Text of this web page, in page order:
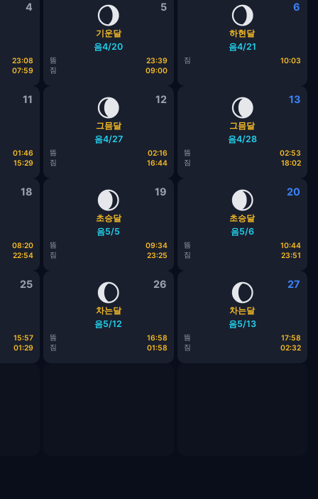
4
23:08
07:59
5
🌖
기운달
음4/20
뜸
23:39
짐
09:00
6
🌖
하현달
음4/21
짐 10:03
11
01:46
15:29
12
🌘
그믐달
음4/27
뜸
02:16
짐
16:44
13
🌘
그믐달
음4/28
뜸
02:53
짐
18:02
18
08:20
22:54
19
🌒
초승달
음5/5
뜸
09:34
짐
23:25
20
🌒
초승달
음5/6
뜸
10:44
짐
23:51
25
15:57
01:29
26
🌔
차는달
음5/12
뜸
16:58
짐
01:58
27
🌔
차는달
음5/13
뜸
17:58
짐
02:32